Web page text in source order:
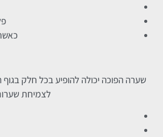
שערה הפוכה יכולה להופיע בכל חלק
לצמיחת